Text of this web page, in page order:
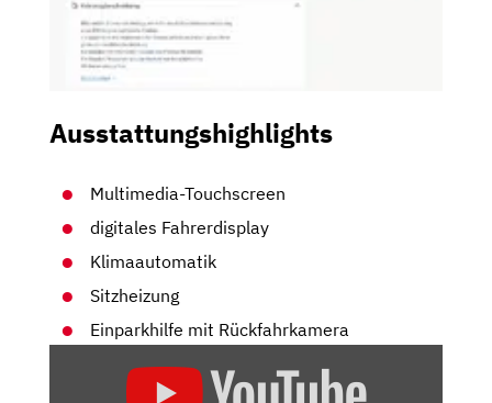
Ausstattungshighlights
Multimedia-Touchscreen
digitales Fahrerdisplay
Klimaautomatik
Sitzheizung
Einparkhilfe mit Rückfahrkamera